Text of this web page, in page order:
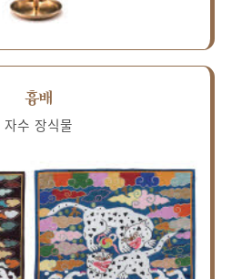
흉배
자수 장식물